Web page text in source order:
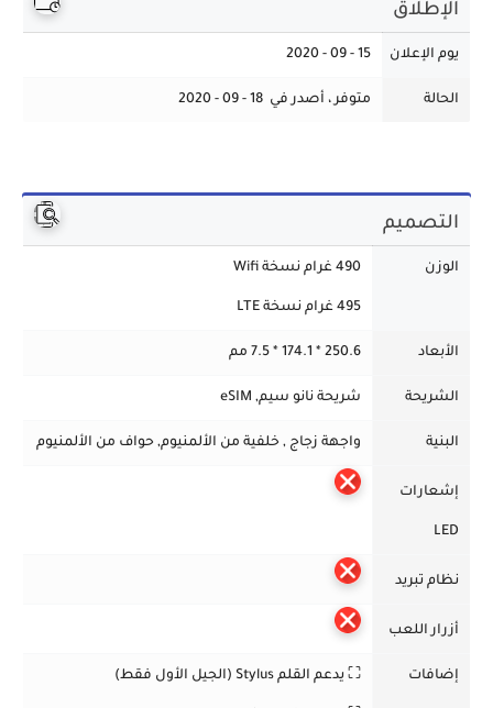
الإطلاق
يوم الإعلان 15 - 09 - 2020
الحالة متوفر ، أصدر في 18 - 09 - 2020
التصميم
الوزن 490 غرام نسخة Wifi
495 غرام نسخة LTE
الأبعاد 250.6 * 174.1 * 7.5 مم
الشريحة شريحة نانو سيم, eSIM
البنية واجهة زجاج , خلفية من الألمنيوم, حواف من الألمنيوم
إشعارات
LED
نظام تبريد
أزرار اللعب
إضافات ⛶ يدعم القلم Stylus (الجيل الأول فقط)